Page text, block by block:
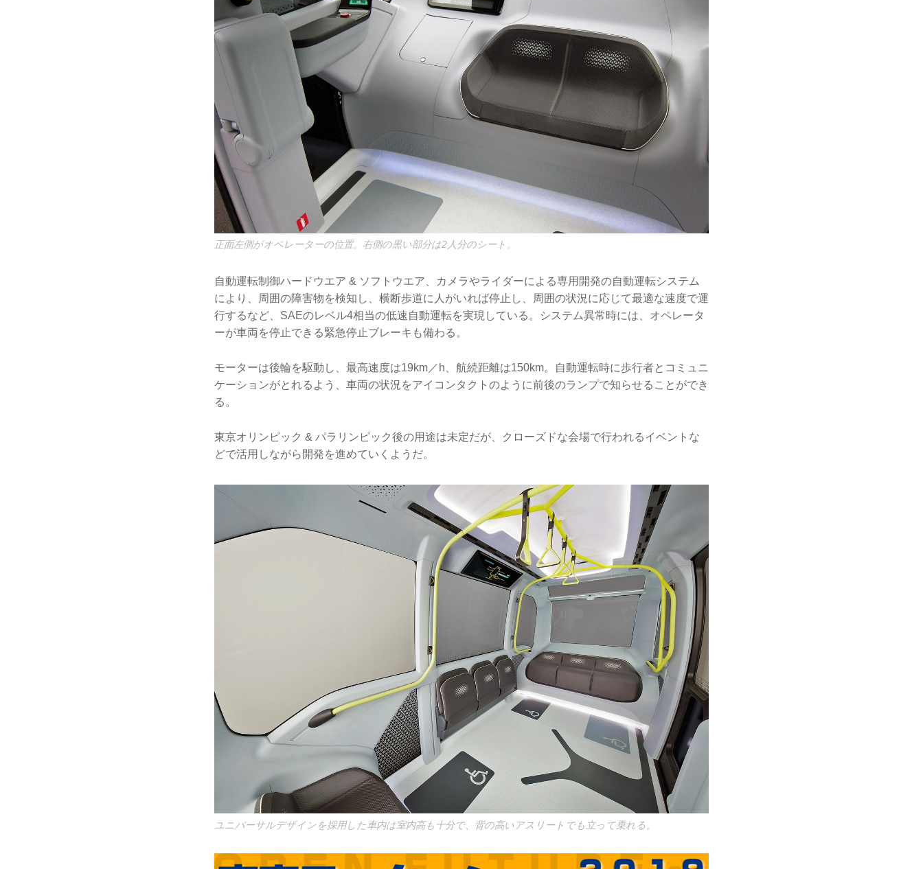
正面左側がオペレーターの位置。右側の黒い部分は2人分のシート。
自動運転制御ハードウエア & ソフトウエア、カメラやライダーによる専用開発の自動運転システム
により、周囲の障害物を検知し、横断歩道に人がいれば停止し、周囲の状況に応じて最適な速度で運
行するなど、SAEのレベル4相当の低速自動運転を実現している。システム異常時には、オペレータ
ーが車両を停止できる緊急停止ブレーキも備わる。
モーターは後輪を駆動し、最高速度は19km／h、航続距離は150km。自動運転時に歩行者とコミュニ
ケーションがとれるよう、車両の状況をアイコンタクトのように前後のランプで知らせることができ
る。
東京オリンピック & パラリンピック後の用途は未定だが、クローズドな会場で行われるイベントな
どで活用しながら開発を進めていくようだ。
ユニバーサルデザインを採用した車内は室内高も十分で、背の高いアスリートでも立って乗れる。